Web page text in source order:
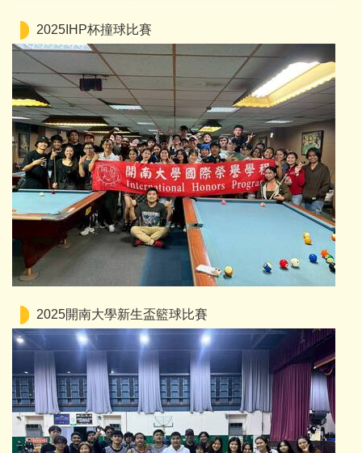
2025IHP杯撞球比賽
2025開南大學新生盃籃球比賽